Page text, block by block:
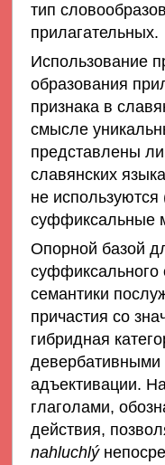
тип
прилагательных.
Использование
образования
признака в
смысле
представлены
славянских
не
суффиксальные
Опорной базой
суффиксального
семантики
причастия со
гибридная
девербативными
адъективации.
глаголами,
действия,
nahluchlý